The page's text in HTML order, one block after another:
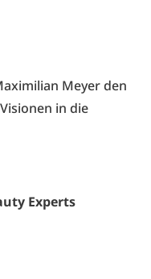
Meyer den
in die
Experts